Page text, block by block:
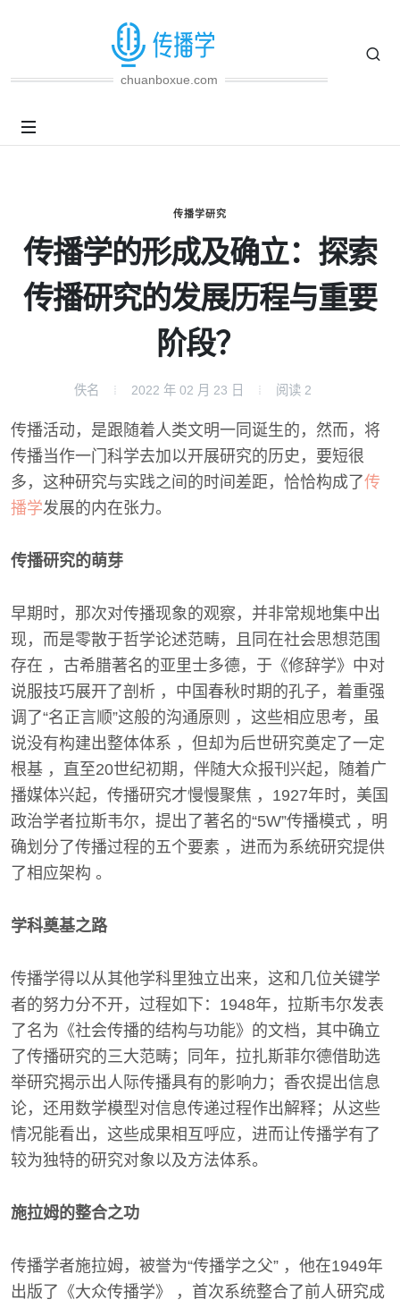
chuanboxue.com
传播学研究
传播学的形成及确立：探索
传播研究的发展历程与重要
阶段？
佚名 2022 年 02 月 23 日 阅读 2
传播活动，是跟随着人类文明一同诞生的，然而，将
传播当作一门科学去加以开展研究的历史，要短很
多，这种研究与实践之间的时间差距，恰恰构成了传
播学发展的内在张力。
传播研究的萌芽
早期时，那次对传播现象的观察，并非常规地集中出
现，而是零散于哲学论述范畴，且同在社会思想范围
存在 ，古希腊著名的亚里士多德，于《修辞学》中对
说服技巧展开了剖析 ，中国春秋时期的孔子，着重强
调了“名正言顺”这般的沟通原则 ，这些相应思考，虽
说没有构建出整体体系 ，但却为后世研究奠定了一定
根基 ，直至20世纪初期，伴随大众报刊兴起，随着广
播媒体兴起，传播研究才慢慢聚焦 ，1927年时，美国
政治学者拉斯韦尔，提出了著名的“5W”传播模式 ，明
确划分了传播过程的五个要素 ，进而为系统研究提供
了相应架构 。
学科奠基之路
传播学得以从其他学科里独立出来，这和几位关键学
者的努力分不开，过程如下：1948年，拉斯韦尔发表
了名为《社会传播的结构与功能》的文档，其中确立
了传播研究的三大范畴；同年，拉扎斯菲尔德借助选
举研究揭示出人际传播具有的影响力；香农提出信息
论，还用数学模型对信息传递过程作出解释；从这些
情况能看出，这些成果相互呼应，进而让传播学有了
较为独特的研究对象以及方法体系。
施拉姆的整合之功
传播学者施拉姆，被誉为“传播学之父” ，他在1949年
出版了《大众传播学》 ，首次系统整合了前人研究成